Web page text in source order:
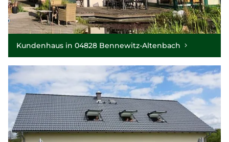
Kundenhaus in 04828 Bennewitz-Altenbach